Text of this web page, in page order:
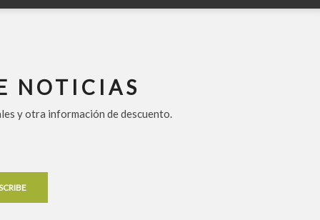
NOTICIAS
y otra información de descuento.